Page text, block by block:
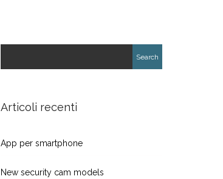
Articoli recenti
App per smartphone
New security cam models